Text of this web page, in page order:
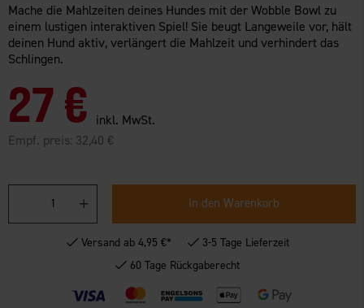
Mache die Mahlzeiten deines Hundes mit der Wobble Bowl zu
einem lustigen interaktiven Spiel! Sie beugt Langeweile vor, hält
deinen Hund aktiv, verlängert die Mahlzeit und verhindert das
Schlingen.
27 € inkl. MwSt.
Empf. preis: 32,40 €
In den Warenkorb
Versand ab 4,95 €*
3-5 Tage Lieferzeit
60 Tage Rückgaberecht